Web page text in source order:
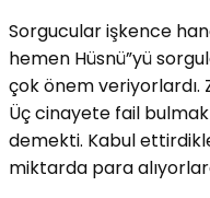
Sorgucular işkence
hemen Hüsnü”yü
çok önem veriyorlardı.
Üç cinayete fail
demekti. Kabul
miktarda para